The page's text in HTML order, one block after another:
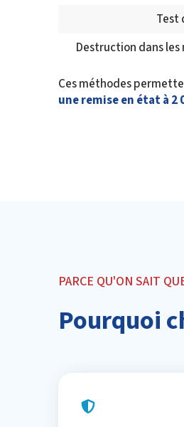
Test
Destruction dans
Ces méthodes
une remise en état à 2
PARCE QU'ON SAIT
Pourquoi